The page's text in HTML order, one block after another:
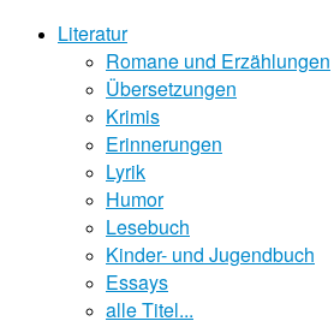
Literatur
Romane und Erzählungen
Übersetzungen
Krimis
Erinnerungen
Lyrik
Humor
Lesebuch
Kinder- und Jugendbuch
Essays
alle Titel...